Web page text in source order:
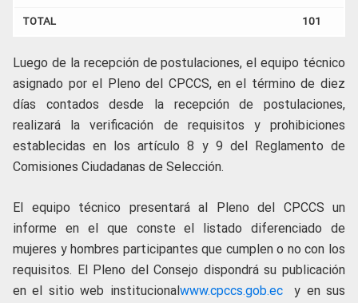
TOTAL 101
Luego de la recepción de postulaciones, el equipo técnico
asignado por el Pleno del CPCCS, en el término de diez
días contados desde la recepción de postulaciones,
realizará la verificación de requisitos y prohibiciones
establecidas en los artículo 8 y 9 del Reglamento de
Comisiones Ciudadanas de Selección.
El equipo técnico presentará al Pleno del CPCCS un
informe en el que conste el listado diferenciado de
mujeres y hombres participantes que cumplen o no con los
requisitos. El Pleno del Consejo dispondrá su publicación
en el sitio web institucionalwww.cpccs.gob.ecy en sus